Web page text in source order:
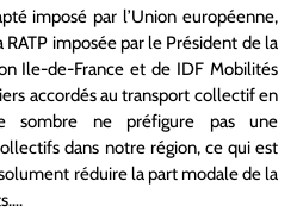
imposé par l’Union européenne,
imposée par le Président de la
Ile-de-France et de IDF Mobilités
accordés au transport collectif en
sombre ne préfigure pas une
dans notre région, ce qui est
réduire la part modale de la